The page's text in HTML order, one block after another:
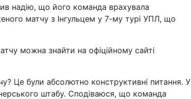
надію, що його команда врахувала
матчу з Інгульцем у 7-му турі УПЛ, що
можна знайти на офіційному сайті
Це були абсолютно конструктивні питання. У
штабу. Сподіваюся, що команда